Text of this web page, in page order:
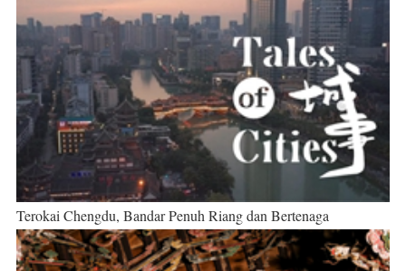
Terokai Chengdu, Bandar Penuh Riang dan Bertenaga